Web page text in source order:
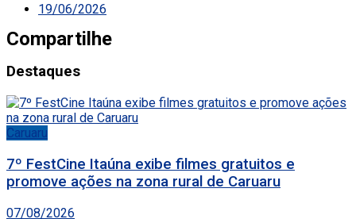
19/06/2026
Compartilhe
Destaques
Caruaru
7º FestCine Itaúna exibe filmes gratuitos e
promove ações na zona rural de Caruaru
07/08/2026